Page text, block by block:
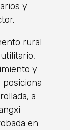
y
rural
y
posiciona
a
en